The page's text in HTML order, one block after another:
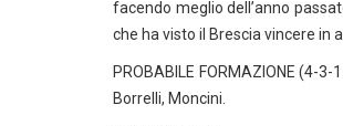
facendo meglio dell’anno
che ha visto il Brescia vincere in
PROBABILE FORMAZIONE (4-
Borrelli, Moncini.